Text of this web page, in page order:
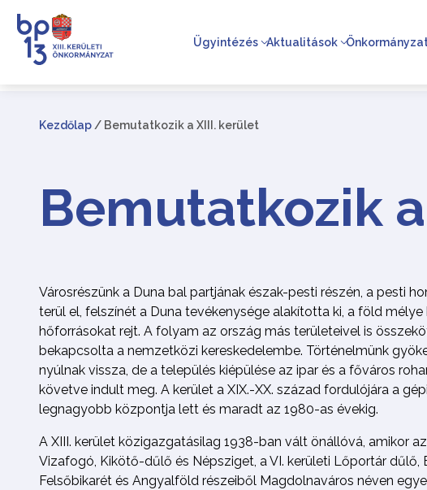
Ügyintézés Aktualitások
Kezdőlap / Bemutatkozik a XIII. kerület
Bemutatkozik
Városrészünk a Duna bal partjának észak-pesti részén, a pesti
terül el, felszínét a Duna tevékenysége alakította ki, a föld
hőforrásokat rejt. A folyam az ország más területeivel is
bekapcsolta a nemzetközi kereskedelembe. Történelmünk
nyúlnak vissza, de a település kiépülése az ipar és a főváros
követve indult meg. A kerület a XIX.-XX. század fordulójára a
legnagyobb központja lett és maradt az 1980-as évekig.
A XIII. kerület közigazgatásilag 1938-ban vált önállóvá, amikor az
Vizafogó, Kikötő-dűlő és Népsziget, a VI. kerületi Lőportár dűlő,
Felsőbikarét és Angyalföld részeiből Magdolnaváros néven